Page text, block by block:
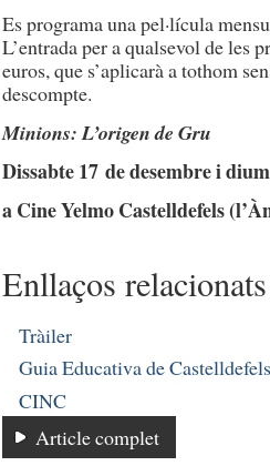
Es programa una pel·lícula
L’entrada per a qualsevol de les
euros, que s’aplicarà a tothom
descompte.
Minions: L’origen de Gru
Dissabte 17 de desembre i
a Cine Yelmo Castelldefels
Enllaços relacionats
Tràiler
Guia Educativa de Castelldefels
CINC
Article complet